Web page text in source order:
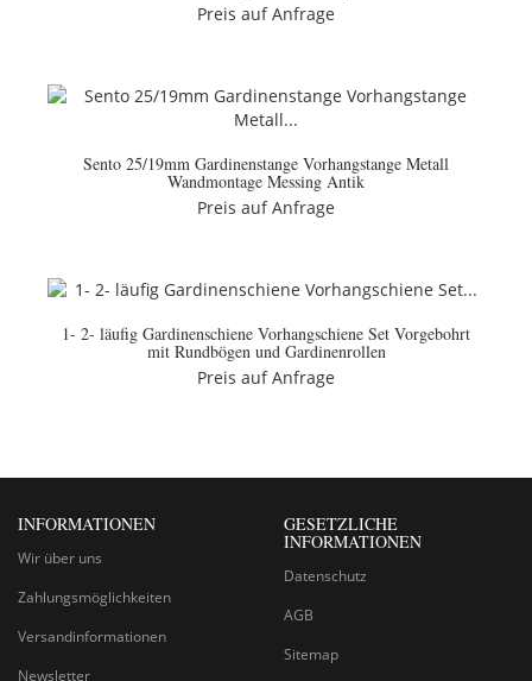
Preis auf Anfrage
Sento 25/19mm Gardinenstange Vorhangstange Metall
Wandmontage Messing Antik
Preis auf Anfrage
1- 2- läufig Gardinenschiene Vorhangschiene Set Vorgebohrt
mit Rundbögen und Gardinenrollen
Preis auf Anfrage
INFORMATIONEN
Wir über uns
Zahlungsmöglichkeiten
Versandinformationen
Newsletter
GESETZLICHE
INFORMATIONEN
Datenschutz
AGB
Sitemap